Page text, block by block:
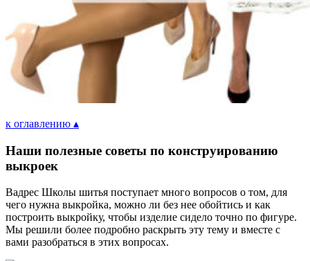
к оглавлению ▴
Наши полезные советы по конструированию
выкроек
Вадрес Школы шитья поступает много вопросов о том, для
чего нужна выкройка, можно ли без нее обойтись и как
построить выкройку, чтобы изделие сидело точно по фигуре.
Мы решили более подробно раскрыть эту тему и вместе с
вами разобраться в этих вопросах.